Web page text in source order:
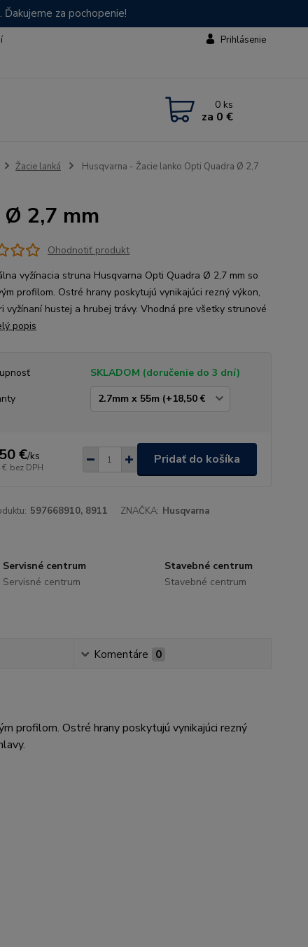
za pochopenie!
Prihlásenie
0 ks
za 0 €
Žacie lanká
Husqvarna - Žacie lanko Opti Quadra Ø 2,7
2,7 mm
Ohodnotiť produkt
vyžínacia struna Husqvarna Opti Quadra Ø 2,7 mm so
profilom. Ostré hrany poskytujú vynikajúci rezný výkon,
vyžínaní hustej a hrubej trávy. Vhodná pre všetky strunové
popis
SKLADOM (doručenie do 3 dní)
€/ks
€ bez DPH
Pridať do košíka
597668910, 8911 ZNAČKA: Husqvarna
Servisné centrum
Servisné centrum
Stavebné centrum
Stavebné centrum
Komentáre 0
profilom. Ostré hrany poskytujú vynikajúci rezný